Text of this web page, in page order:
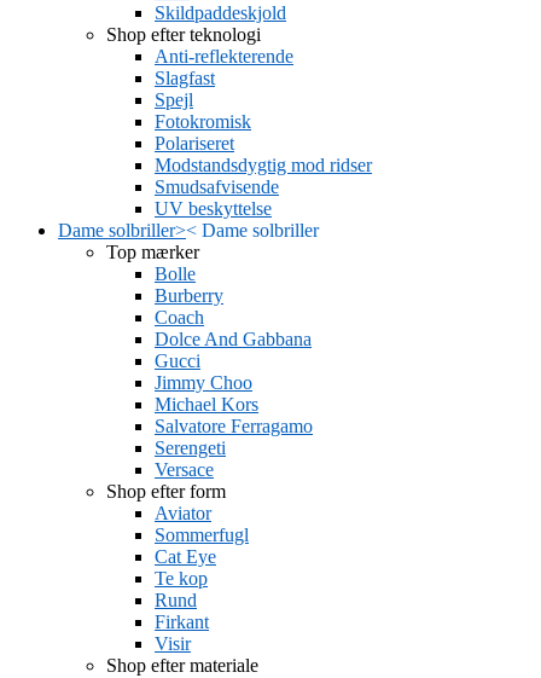
Skildpaddeskjold
Shop efter teknologi
Anti-reflekterende
Slagfast
Spejl
Fotokromisk
Polariseret
Modstandsdygtig mod ridser
Smudsafvisende
UV beskyttelse
Dame solbriller>< Dame solbriller
Top mærker
Bolle
Burberry
Coach
Dolce And Gabbana
Gucci
Jimmy Choo
Michael Kors
Salvatore Ferragamo
Serengeti
Versace
Shop efter form
Aviator
Sommerfugl
Cat Eye
Te kop
Rund
Firkant
Visir
Shop efter materiale